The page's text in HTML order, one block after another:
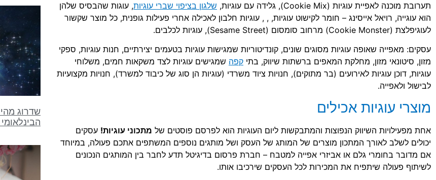
תערובת מוכנה לאפיית עוגיות (Cookie Mix), גלידה עם עוגיות,
שלגון בציפוי שברי עוגיות, עוגות שהבסיס שלהן
הוא עוגייה, רויאל אייסינג – חומר לקישוט עוגיות, , , עוגיות חלבון לאכילה אחרי פעילות גופנית, כל מוצר שקשור
לעוגיפלצת (Cookie Monster) מרחוב סומסום (Sesame Street), עוגיות לכלבים.
עסקים: מאפייה שאופה עוגיות מסוגים שונים, קונדיטוריות שמגישות עוגיות בטעמים יצירתיים, חנות עוגיות, ספקי
מזון, סיטונאי מזון, מחלקת המאפים ברשתות שיווק, בתי קפה שמגישים עוגיות לצד משקאות חמים, משלוחי
עוגיות, דוכן עוגיות לאירועים (בר מתוקים), חנויות ציוד משרדי (עוגיות הן סוג של כיבוד למשרד), חנויות מקצועיות
לבישול ולאפייה.
מוצרי עוגיות אכילים
אחת מפעילויות השיווק הנפוצות והמתבקשות ליום העוגיות הוא לפרסם פוסטים של מתכוני עוגיות! עסקים
יכולים לשלב לאורך המתכון מוצרים של המותג של העסק ושל מותגים נוספים המשתפים אתכם פעולה, במיוחד
אם מדובר בחומרי גלם או אביזרי אפייה למטבח – חברת פרסום בדיגיטל תדע לחבר בין המותגים הנכונים
לשיתוף פעולה שיתפיח את המכירות לכל העסקים שירכיבו אותו.
שדרוג